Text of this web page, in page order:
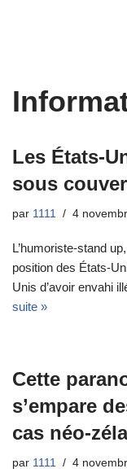
Les États-
sous
par 1111 4
L’humoriste-stand
position des États-
Unis d’avoir envahi
suite »
Cette
s’empare
cas néo-
par 1111 4